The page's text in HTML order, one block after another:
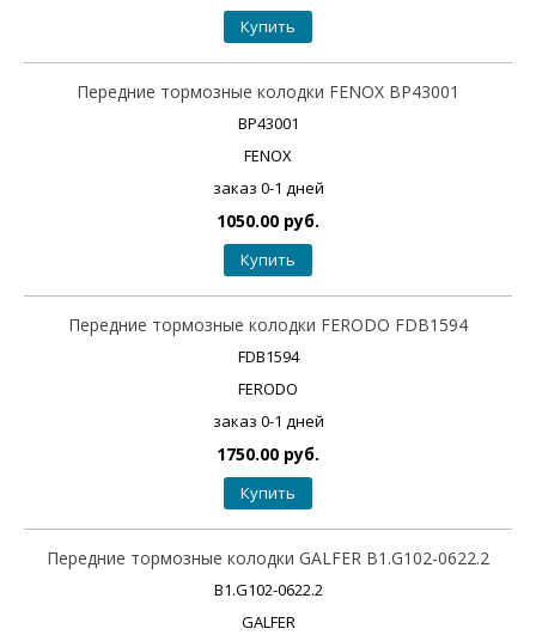
Купить
Передние тормозные колодки FENOX BP43001
BP43001
FENOX
заказ 0-1 дней
1050.00 руб.
Купить
Передние тормозные колодки FERODO FDB1594
FDB1594
FERODO
заказ 0-1 дней
1750.00 руб.
Купить
Передние тормозные колодки GALFER B1.G102-0622.2
B1.G102-0622.2
GALFER